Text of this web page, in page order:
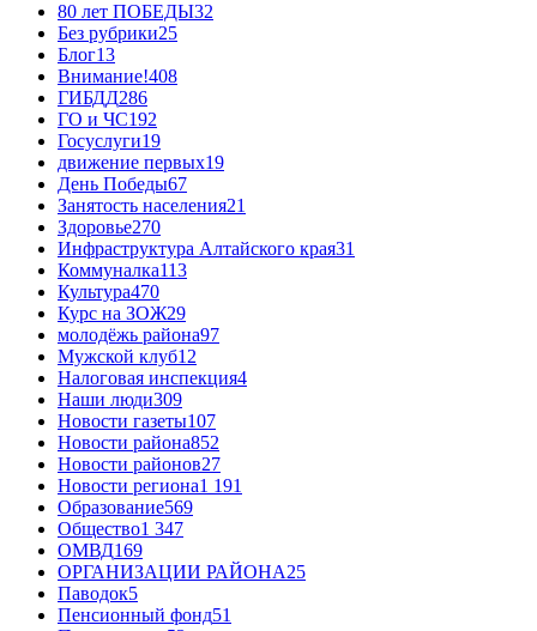
80 лет ПОБЕДЫ32
Без рубрики25
Блог13
Внимание!408
ГИБДД286
ГО и ЧС192
Госуслуги19
движение первых19
День Победы67
Занятость населения21
Здоровье270
Инфраструктура Алтайского края31
Коммуналка113
Культура470
Курс на ЗОЖ29
молодёжь района97
Мужской клуб12
Налоговая инспекция4
Наши люди309
Новости газеты107
Новости района852
Новости районов27
Новости региона1 191
Образование569
Общество1 347
ОМВД169
ОРГАНИЗАЦИИ РАЙОНА25
Паводок5
Пенсионный фонд51